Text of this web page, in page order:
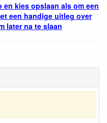
kies opslaan als om een
een handige uitleg over
later na te slaan